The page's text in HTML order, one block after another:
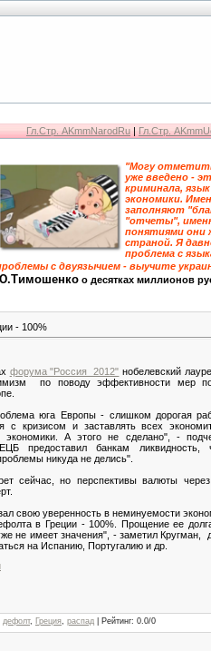
Гл.Стр. AKmmNarodRu | Гл.Стр.
"Могу
уже введено -
криминала,
экономики.
заполняют
"отчеты",
понятиями они
страной. Я
проблема с
с двуязычием - выучите
о десятках миллионов
- 100%
форума "Россия 2012" нобелевский
по поводу эффективности мер
юга Европы - слишком дорогая
с кризисом и заставлять всех
экономики. А этого не сделано", -
предоставил банкам
никуда не делись".
сейчас, но перспективы валюты
свою уверенность в неминуемости
в Греции - 100%. Прощение ее
не имеет значения", - заметил Кругман,
на Испанию, Португалию и др.
дефолт, Греция распад Рейтинг: 0.0/0